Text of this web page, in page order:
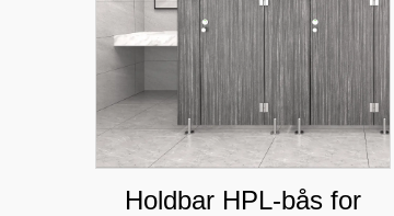
Holdbar HPL-bås for